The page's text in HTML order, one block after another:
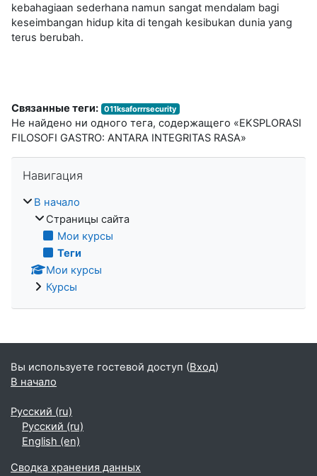
kebahagiaan sederhana namun sangat mendalam bagi
keseimbangan hidup kita di tengah kesibukan dunia yang
terus berubah.
Связанные теги: 011ksaforrrsecurity
Не найдено ни одного тега, содержащего «EKSPLORASI
FILOSOFI GASTRO: ANTARA INTEGRITAS RASA»
Навигация
В начало
Страницы сайта
Мои курсы
Теги
Мои курсы
Курсы
Вы используете гостевой доступ (Вход)
В начало
Русский ‎(ru)‎
Русский ‎(ru)‎
English ‎(en)‎
Сводка хранения данных